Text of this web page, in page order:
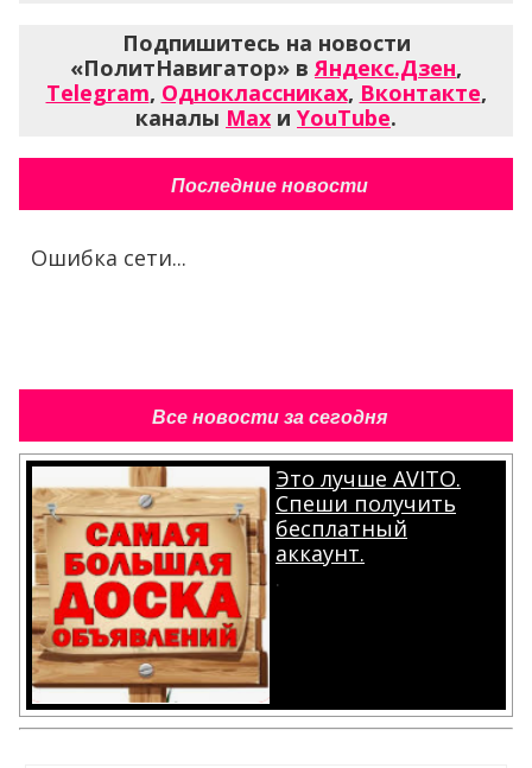
Подпишитесь на новости
«ПолитНавигатор» в Яндекс.Дзен,
Telegram, Одноклассниках, Вконтакте,
каналы Max и YouTube.
Последние новости
Ошибка сети...
Все новости за сегодня
Это лучше AVITO.
Спеши получить
бесплатный
аккаунт.
.